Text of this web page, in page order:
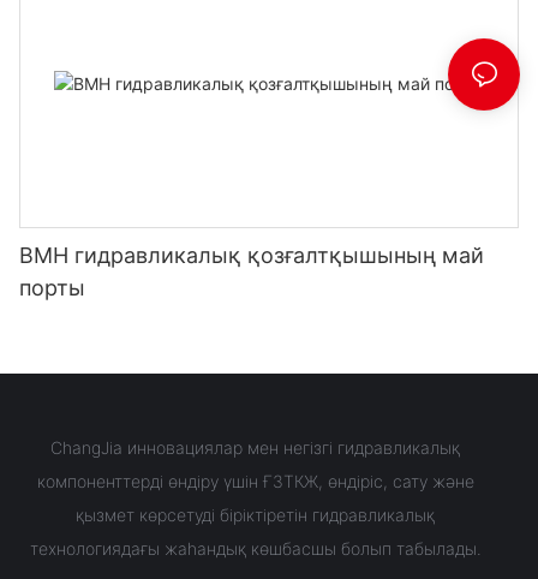
BMH гидравликалық қозғалтқышының май
порты
ChangJia инновациялар мен негізгі гидравликалық
компоненттерді өндіру үшін ҒЗТКЖ, өндіріс, сату және
қызмет көрсетуді біріктіретін гидравликалық
технологиядағы жаһандық көшбасшы болып табылады.